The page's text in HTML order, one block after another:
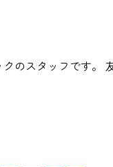
のスタッフです。